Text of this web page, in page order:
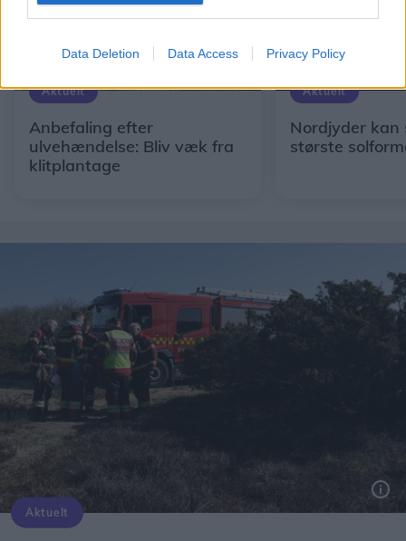
Data Deletion Data Access Privacy Policy
Aktuelt
Anbefaling efter
ulvehændelse: Bliv væk fra
klitplantage
Aktuelt
Nordjyder kan
største
Aktuelt